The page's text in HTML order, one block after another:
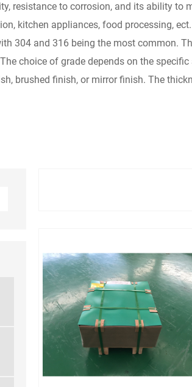
resistance to corrosion, and its ability
kitchen appliances, food processing, ect.
304 and 316 being the most
choice of grade depends on the
brushed finish, or mirror finish. The